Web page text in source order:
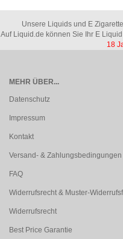
Unsere Liquids und E
Auf Liquid.de können Sie Ihr E
18
MEHR ÜBER...
Datenschutz
Impressum
Kontakt
Versand- & Zahlungsbedingungen
FAQ
Widerrufsrecht & Muster-
Widerrufsrecht
Best Price Garantie